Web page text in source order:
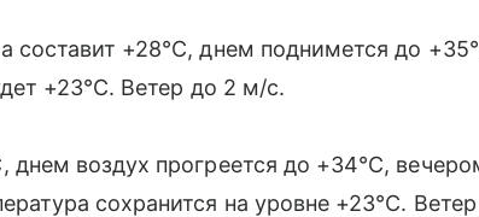
составит +28°C, днем поднимется до
+23°C. Ветер до 2 м/с.
воздух прогреется до +34°C,
сохранится на уровне +23°C.